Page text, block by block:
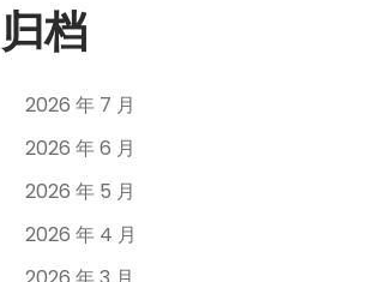
归档
2026 年 7 月
2026 年 6 月
2026 年 5 月
2026 年 4 月